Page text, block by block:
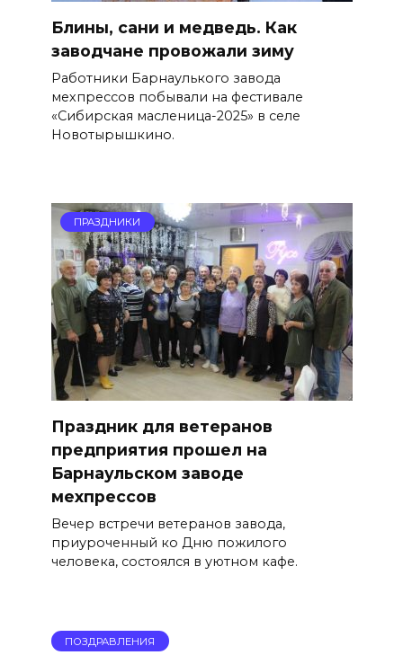
Блины, сани и медведь. Как
заводчане провожали зиму
Работники Барнаулького завода
мехпрессов побывали на фестивале
«Сибирская масленица-2025» в селе
Новотырышкино.
ПРАЗДНИКИ
Праздник для ветеранов
предприятия прошел на
Барнаульском заводе
мехпрессов
Вечер встречи ветеранов завода,
приуроченный ко Дню пожилого
человека, состоялся в уютном кафе.
ПОЗДРАВЛЕНИЯ